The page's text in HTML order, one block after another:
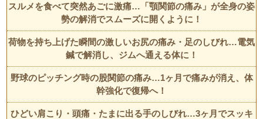
スルメを食べて突然あごに激痛…「顎関節の痛み」が全身の姿
勢の解消でスムーズに開くように！
荷物を持ち上げた瞬間の激しいお尻の痛み・足のしびれ…電気
鍼で解消し、ジムへ通える体に！
野球のピッチング時の股関節の痛み…1ヶ月で痛みが消え、体
幹強化で復帰へ！
ひどい肩こり・頭痛・たまに出る手のしびれ…3ヶ月でスッキ